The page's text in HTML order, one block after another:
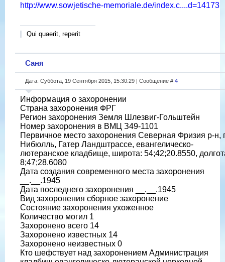
http://www.sowjetische-memoriale.de/index.c....d=14173
Qui quaerit, reperit
Саня
Дата: Суббота, 19 Сентября 2015, 15:30:29 | Сообщение # 4
Информация о захоронении
Страна захоронения ФРГ
Регион захоронения Земля Шлезвиг-Гольштейн
Номер захоронения в ВМЦ З49-1101
Первичное место захоронения Северная Фризия р-н,
Нибюлль, Гатер Ландштрассе, евангелическо-
лютеранское кладбище, широта: 54;42;20.8550,
8;47;28.6080
Дата создания современного места захоронения
__.__.1945
Дата последнего захоронения __.__.1945
Вид захоронения сборное захоронение
Состояние захоронения ухоженное
Количество могил 1
Захоронено всего 14
Захоронено известных 14
Захоронено неизвестных 0
Кто шефствует над захоронением Администрация